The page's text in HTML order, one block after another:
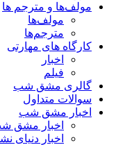
مولف‌ها و مترجم ها
مولف‌ها
مترجم‌ها
کارگاه های مهارتی
اخبار
فیلم
گالری مشق شب
سوالات متداول
اخبار مشق شب
اخبار مشق
اخبار دنیای